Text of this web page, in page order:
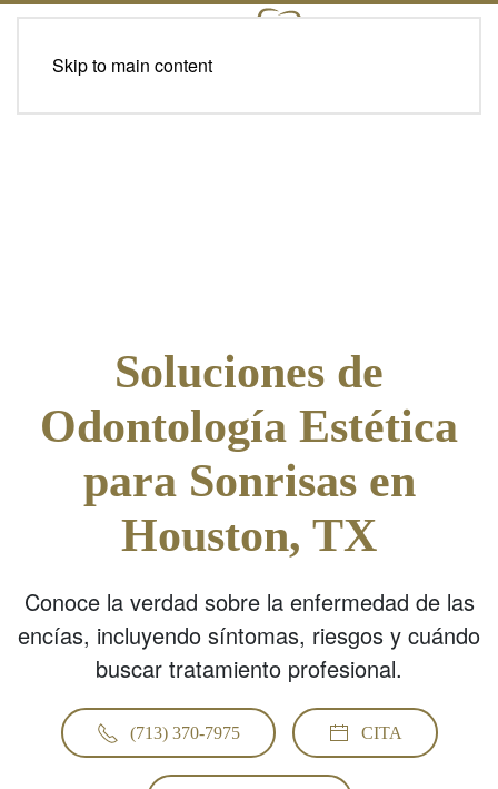
Skip to main content
Soluciones de
Odontología Estética
para Sonrisas en
Houston, TX
Conoce la verdad sobre la enfermedad de las
encías, incluyendo síntomas, riesgos y cuándo
buscar tratamiento profesional.
(713) 370-7975 CITA